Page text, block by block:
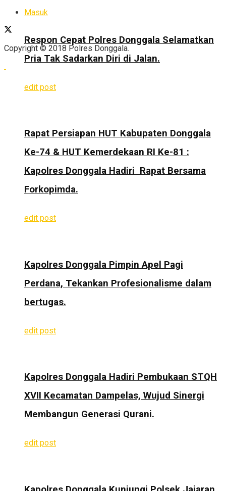
Respon Cepat Polres Donggala Selamatkan
Pria Tak Sadarkan Diri di Jalan.
edit post
Rapat Persiapan HUT Kabupaten Donggala
Ke-74 & HUT Kemerdekaan RI Ke-81 :
Kapolres Donggala Hadiri Rapat Bersama
Forkopimda.
edit post
Kapolres Donggala Pimpin Apel Pagi
Perdana, Tekankan Profesionalisme dalam
bertugas.
edit post
Kapolres Donggala Hadiri Pembukaan STQH
XVII Kecamatan Dampelas, Wujud Sinergi
Membangun Generasi Qurani.
edit post
Masuk
Copyright © 2018 Polres Donggala.